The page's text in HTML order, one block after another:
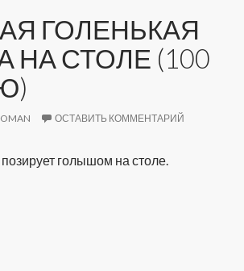
ГОЛЕНЬКАЯ
НА СТОЛЕ (100
ОСТАВИТЬ КОММЕНТАРИЙ
голышом на столе.
голенькая девочка на столе (100